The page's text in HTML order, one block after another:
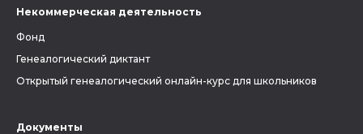
Некоммерческая деятельность
Фонд
Генеалогический диктант
Открытый генеалогический онлайн-курс для школьников
Документы